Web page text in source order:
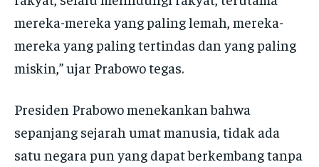
mereka-mereka yang paling lemah, mereka-
mereka yang paling tertindas dan yang paling
miskin,” ujar Prabowo tegas.
Presiden Prabowo menekankan bahwa
sepanjang sejarah umat manusia, tidak ada
satu negara pun yang dapat berkembang tanpa